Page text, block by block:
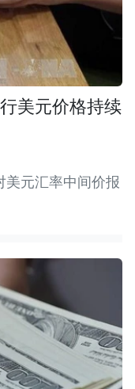
美元价格持续
美元汇率中间价报